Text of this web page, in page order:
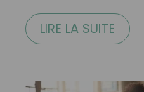
LIRE LA SUITE